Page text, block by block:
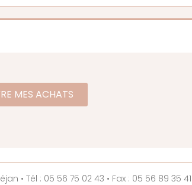
MES ACHATS
• Tél : 05 56 75 02 43 • Fax : 05 56 89 35 41